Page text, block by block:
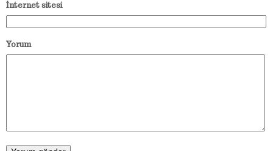
İnternet sitesi
Yorum